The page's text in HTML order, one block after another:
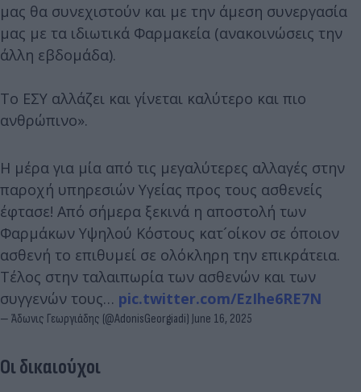
μας θα συνεχιστούν και με την άμεση συνεργασία
μας με τα ιδιωτικά Φαρμακεία (ανακοινώσεις την
άλλη εβδομάδα).
Το ΕΣΥ αλλάζει και γίνεται καλύτερο και πιο
ανθρώπινο».
Η μέρα για μία από τις μεγαλύτερες αλλαγές στην
παροχή υπηρεσιών Υγείας προς τους ασθενείς
έφτασε! Από σήμερα ξεκινά η αποστολή των
Φαρμάκων Υψηλού Κόστους κατ´οίκον σε όποιον
ασθενή το επιθυμεί σε ολόκληρη την επικράτεια.
Τέλος στην ταλαιπωρία των ασθενών και των
συγγενών τους… pic.twitter.com/EzIhe6RE7N
— Άδωνις Γεωργιάδης (@AdonisGeorgiadi) June 16, 2025
Οι δικαιούχοι